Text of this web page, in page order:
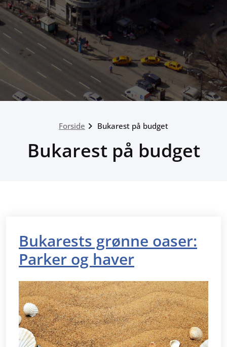
Forside Bukarest på budget
Bukarest på budget
Bukarests grønne oaser:
Parker og haver